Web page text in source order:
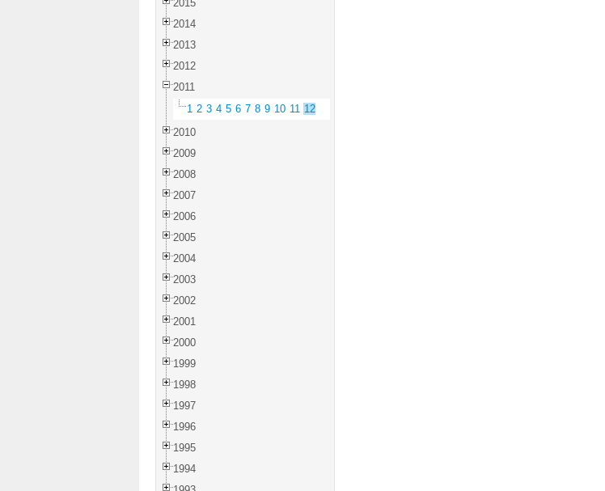
2015
2014
2013
2012
2011
1 2 3 4 5 6 7 8 9 10 11 12
2010
2009
2008
2007
2006
2005
2004
2003
2002
2001
2000
1999
1998
1997
1996
1995
1994